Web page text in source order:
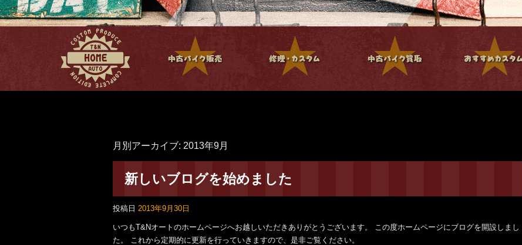
月別アーカイブ: 2013年9月
新しいブログを始めました
投稿日 2013年9月30日
いつもT&Nオートのホームページへお越しいただきありがとうございます。 この度ホームページにブログを開設しまし
た。 これから定期的に更新を行っていきますので、是非ご覧ください。